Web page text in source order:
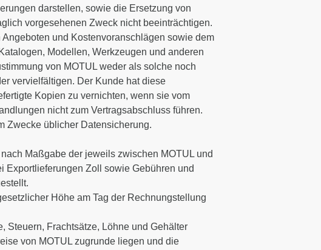
darstellen, sowie die Ersetzung von
vorgesehenen Zweck nicht beeinträchtigen.
und Kostenvoranschlägen sowie dem
Modellen, Werkzeugen und anderen
von MOTUL weder als solche noch
vervielfältigen. Der Kunde hat diese
Kopien zu vernichten, wenn sie vom
nicht zum Vertragsabschluss führen.
Zwecke üblicher Datensicherung.
Maßgabe der jeweils zwischen MOTUL und
Exportlieferungen Zoll sowie Gebühren und
Höhe am Tag der Rechnungstellung
Steuern, Frachtsätze, Löhne und Gehälter
von MOTUL zugrunde liegen und die